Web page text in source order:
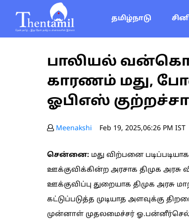
தமிழ்நாடு
பாலியல்
காரணம் மது,
ஓபிஎஸ்
Meenakshi Feb 19, 2025,06:26 PM IST
சென்னை:மது விற்பனை
ஊக்குவிக்கின்ற அரசாக திமுக அரசு
ஊக்குவிப்பு துறையாக திமுக அரசு
கட்டுப்படுத்த முடியாத அளவுக்கு
முன்னாள் முதலமைச்சர்